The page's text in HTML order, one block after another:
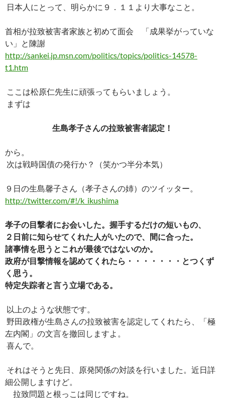
e
b
o
o
er
es
e
p
y
n
e
n
日本人にとって、明らかに９．１１より大事なこと。
首相が拉致被害者家族と初めて面会 「成果挙がっていな
い」と陳謝
http://sankei.jp.msn.com/politics/topics/politics-14578-
t1.htm
ここは松原仁先生に頑張ってもらいましょう。
まずは
生島孝子さんの拉致被害者認定！
から。
次は戦時国債の発行か？（笑かつ半分本気）
９日の生島馨子さん（孝子さんの姉）のツイッター。
http://twitter.com/#!/k_ikushima
孝子の目撃者にお会いした。握手するだけの短いもの、
２日前に知らせてくれた人がいたので、間に合った。
諸事情を思うとこれが最後ではないのか。
政府が目撃情報を認めてくれたら・・・・・・・とつくず
く思う。
特定失踪者と言う立場である。
以上のような状態です。
野田政権が生島さんの拉致被害を認定してくれたら、「極
左内閣」の文言を撤回しますよ。
喜んで。
それはそうと先日、原発関係の対談を行いました。近日詳
細公開しますけど。
拉致問題と根っこは同じですね。